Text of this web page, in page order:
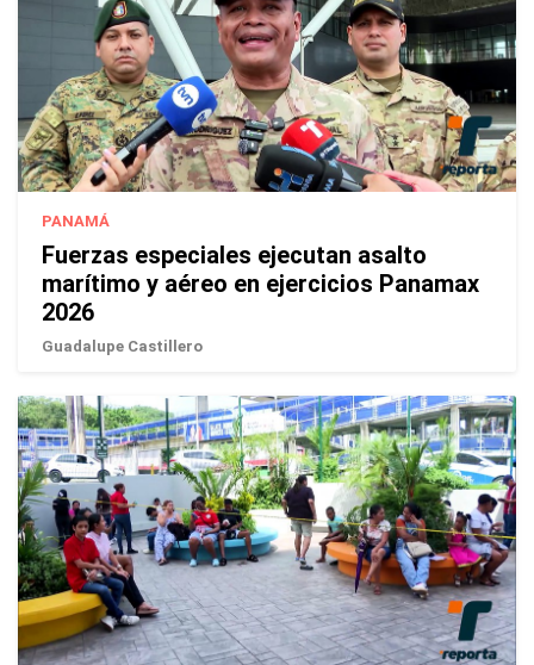
PANAMÁ
Fuerzas especiales ejecutan asalto
marítimo y aéreo en ejercicios Panamax
2026
Guadalupe Castillero